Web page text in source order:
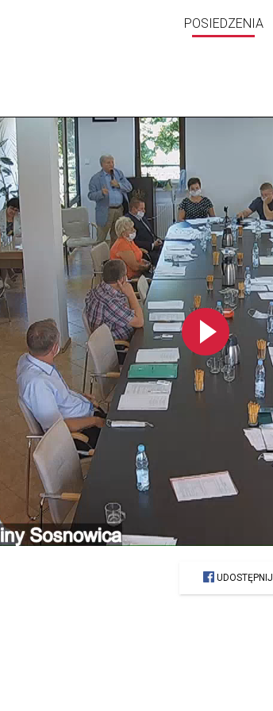
POSIEDZENIA
UDOSTĘPNIJ